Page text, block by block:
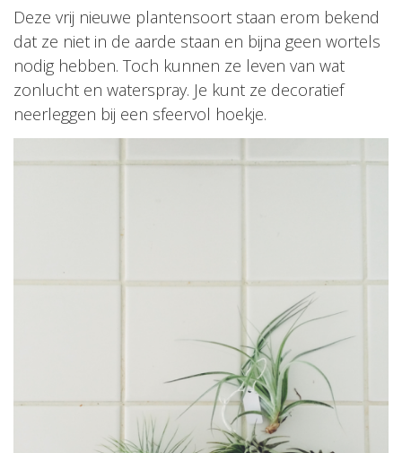
Deze vrij nieuwe plantensoort staan erom bekend
dat ze niet in de aarde staan en bijna geen wortels
nodig hebben. Toch kunnen ze leven van wat
zonlucht en waterspray. Je kunt ze decoratief
neerleggen bij een sfeervol hoekje.